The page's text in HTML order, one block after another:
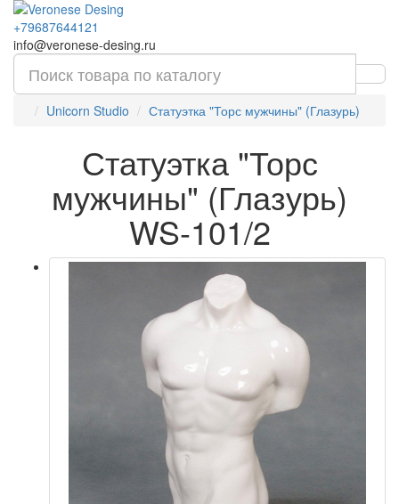
+79687644121
info@veronese-desing.ru
Unicorn Studio Статуэтка "Торс мужчины" (Глазурь)
Статуэтка "Торс
мужчины" (Глазурь)
WS-101/2